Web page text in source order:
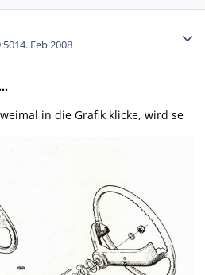
14. Feb 2008
in die Grafik klicke, wird se